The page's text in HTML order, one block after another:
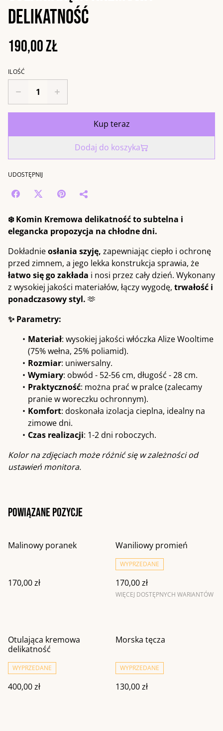
delikatność
190,00 zł
ILOŚĆ
Kup teraz
Dodaj do koszyka
UDOSTĘPNIJ
❄️ Komin Kremowa delikatnośćto subtelna i
elegancka propozycja na chłodne dni.
Dokładnieosłania szyję, zapewniając ciepło i ochronę
przed zimnem, a jego lekka konstrukcja sprawia, że
łatwo się go zakłada i nosi przez cały dzień. Wykonany
z wysokiej jakości materiałów, łączy wygodę, trwałość i
ponadczasowy styl. 🫶
✨ Parametry:
Materiał: wysokiej jakości włóczka Alize Wooltime
(75% wełna, 25% poliamid).
Rozmiar: uniwersalny.
Wymiary: obwód - 52-56 cm, długość - 28 cm.
Praktyczność: można prać w pralce (zalecamy
pranie w woreczku ochronnym).
Komfort: doskonała izolacja cieplna, idealny na
zimowe dni.
Czas realizacji: 1-2 dni roboczych.
Kolor na zdjęciach może różnić się w zależności od
ustawień monitora.
Powiązane pozycje
Malinowy poranek
170,00 zł
Waniliowy promień
WYPRZEDANE
170,00 zł
WIĘCEJ DOSTĘPNYCH WARIANTÓW
Otulająca kremowa
delikatność
WYPRZEDANE
400,00 zł
Morska tęcza
WYPRZEDANE
130,00 zł